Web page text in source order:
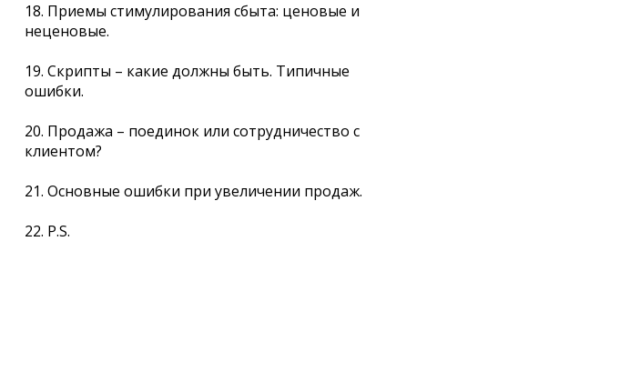
18. Приемы стимулирования сбыта: ценовые и
неценовые.
19. Скрипты – какие должны быть. Типичные
ошибки.
20. Продажа – поединок или сотрудничество с
клиентом?
21. Основные ошибки при увеличении продаж.
22. P.S.